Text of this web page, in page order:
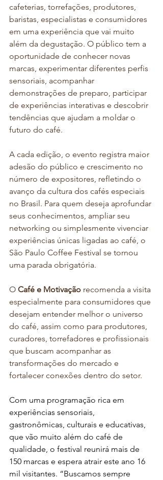
cafeterias, torrefações, produtores,
baristas, especialistas e consumidores
em uma experiência que vai muito
além da degustação. O público tem a
oportunidade de conhecer novas
marcas, experimentar diferentes perfis
sensoriais, acompanhar
demonstrações de preparo, participar
de experiências interativas e descobrir
tendências que ajudam a moldar o
futuro do café.
A cada edição, o evento registra maior
adesão do público e crescimento no
número de expositores, refletindo o
avanço da cultura dos cafés especiais
no Brasil. Para quem deseja aprofundar
seus conhecimentos, ampliar seu
networking ou simplesmente vivenciar
experiências únicas ligadas ao café, o
São Paulo Coffee Festival se tornou
uma parada obrigatória.
O Café e Motivação recomenda a visita
especialmente para consumidores que
desejam entender melhor o universo
do café, assim como para produtores,
curadores, torrefadores e profissionais
que buscam acompanhar as
transformações do mercado e
fortalecer conexões dentro do setor.
Com uma programação rica em
experiências sensoriais,
gastronômicas, culturais e educativas,
que vão muito além do café de
qualidade, o festival reunirá mais de
150 marcas e espera atrair este ano 16
mil visitantes. “Buscamos sempre